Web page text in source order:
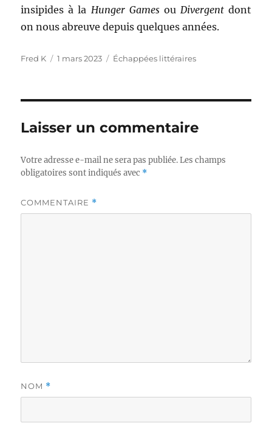
insipides à la Hunger Gamesou Divergentdont
on nous abreuve depuis quelques années.
Auteur
Fred K
Publié
1 mars 2023 Catégories
Échappées littéraires
Laisser un commentaire
Votre adresse e-mail ne sera pas publiée. Les champs
obligatoires sont indiqués avec *
COMMENTAIRE *
NOM *